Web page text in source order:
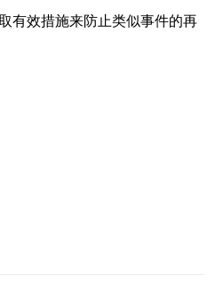
有效措施来防止类似事件的再